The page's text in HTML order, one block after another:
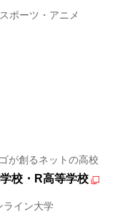
ポーツ・アニメ
が創るネットの高校
校・R高等学校
ライン大学